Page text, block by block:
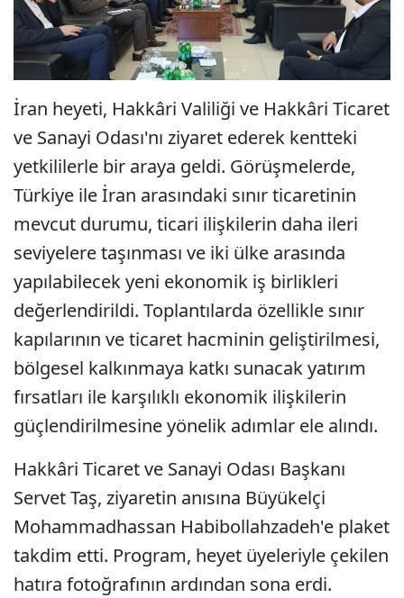
İran heyeti, Hakkâri Valiliği ve Hakkâri Ticaret
ve Sanayi Odası'nı ziyaret ederek kentteki
yetkililerle bir araya geldi. Görüşmelerde,
Türkiye ile İran arasındaki sınır ticaretinin
mevcut durumu, ticari ilişkilerin daha ileri
seviyelere taşınması ve iki ülke arasında
yapılabilecek yeni ekonomik iş birlikleri
değerlendirildi. Toplantılarda özellikle sınır
kapılarının ve ticaret hacminin geliştirilmesi,
bölgesel kalkınmaya katkı sunacak yatırım
fırsatları ile karşılıklı ekonomik ilişkilerin
güçlendirilmesine yönelik adımlar ele alındı.
Hakkâri Ticaret ve Sanayi Odası Başkanı
Servet Taş, ziyaretin anısına Büyükelçi
Mohammadhassan Habibollahzadeh'e plaket
takdim etti. Program, heyet üyeleriyle çekilen
hatıra fotoğrafının ardından sona erdi.